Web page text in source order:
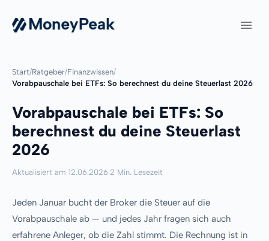
Start/Ratgeber/Finanzwissen/
Vorabpauschale bei ETFs: So berechnest du deine Steuerlast 2026
Vorabpauschale bei ETFs: So
berechnest du deine Steuerlast
2026
Aktualisiert am 12.06.2026·2 Min. Lesezeit
Jeden Januar bucht der Broker die Steuer auf die
Vorabpauschale ab — und jedes Jahr fragen sich auch
erfahrene Anleger, ob die Zahl stimmt. Die Rechnung ist in